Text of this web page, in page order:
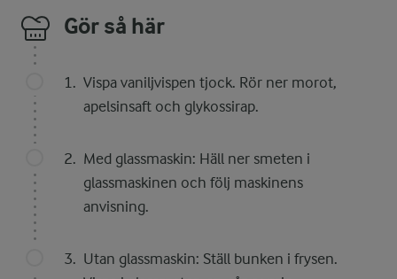
Gör så här
Vispa vaniljvispen tjock. Rör ner morot,
apelsinsaft och glykossirap.
Med glassmaskin: Häll ner smeten i
glassmaskinen och följ maskinens
anvisning.
Utan glassmaskin: Ställ bunken i frysen.